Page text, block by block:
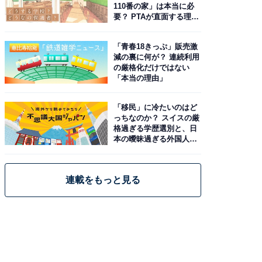
110番の家」は本当に必
要？ PTAが直面する理想
「青春18きっぷ」販売激
減の裏に何が？ 連続利用
の厳格化だけではない
「本当の理由」
「移民」に冷たいのはど
っちなのか？ スイスの厳
格過ぎる学歴選別と、日
本の曖昧過ぎる外国人政
連載をもっと見る